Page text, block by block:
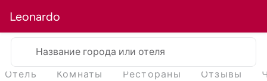
Leonardo
Название города или отеля
Отель Комнаты Рестораны Отзывы